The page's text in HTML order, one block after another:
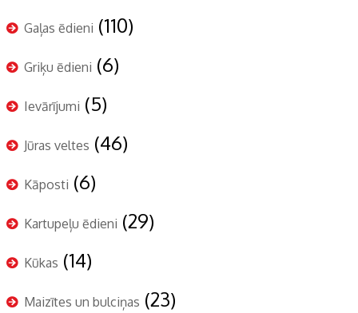
Gaļas ēdieni (110)
Griķu ēdieni (6)
Ievārījumi (5)
Jūras veltes (46)
Kāposti (6)
Kartupeļu ēdieni (29)
Kūkas (14)
Maizītes un bulciņas (23)